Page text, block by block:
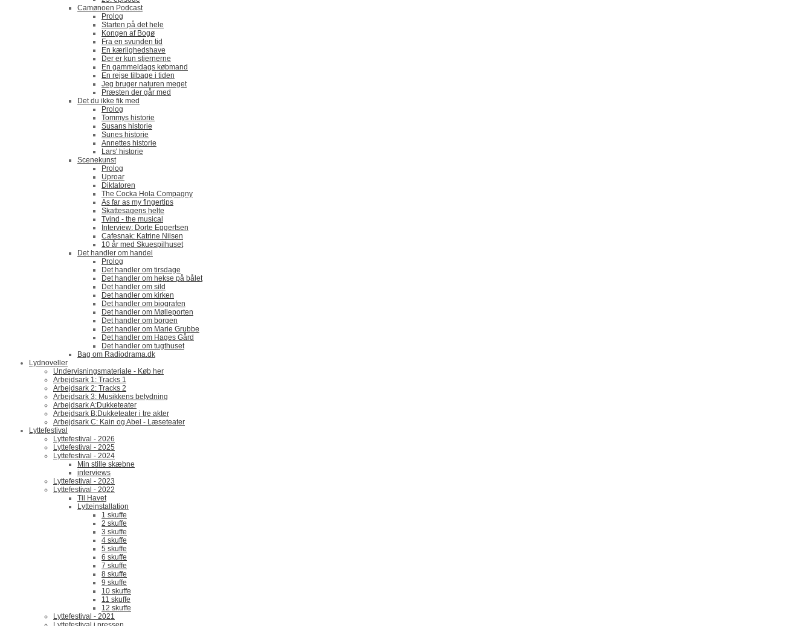
Camønoen Podcast
Prolog
Starten på det hele
Kongen af Bogø
Fra en svunden tid
En kærlighedshave
Der er kun stjernerne
En gammeldags købmand
En rejse tilbage i tiden
Jeg bruger naturen meget
Præsten der går med
Det du ikke fik med
Prolog
Tommys historie
Susans historie
Sunes historie
Annettes historie
Lars' historie
Scenekunst
Prolog
Uproar
Diktatoren
The Cocka Hola Compagny
As far as my fingertips
Skattesagens helte
Tvind - the musical
Interview: Dorte Eggertsen
Cafesnak: Katrine Nilsen
10 år med Skuespilhuset
Det handler om handel
Prolog
Det handler om tirsdage
Det handler om hekse på bålet
Det handler om sild
Det handler om kirken
Det handler om biografen
Det handler om Mølleporten
Det handler om borgen
Det handler om Marie Grubbe
Det handler om Hages Gård
Det handler om tugthuset
Bag om Radiodrama.dk
Lydnoveller
Undervisningsmateriale - Køb her
Arbejdsark 1: Tracks 1
Arbejdsark 2: Tracks 2
Arbejdsark 3: Musikkens betydning
Arbejdsark A:Dukketeater
Arbejdsark B:Dukketeater i tre akter
Arbejdsark C: Kain og Abel - Læseteater
Lyttefestival
Lyttefestival - 2026
Lyttefestival - 2025
Lyttefestival - 2024
Min stille skæbne
interviews
Lyttefestival - 2023
Lyttefestival - 2022
Til Havet
Lytteinstallation
1 skuffe
2 skuffe
3 skuffe
4 skuffe
5 skuffe
6 skuffe
7 skuffe
8 skuffe
9 skuffe
10 skuffe
11 skuffe
12 skuffe
Lyttefestival - 2021